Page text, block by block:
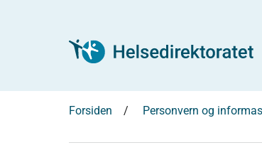
Forsiden Personvern og